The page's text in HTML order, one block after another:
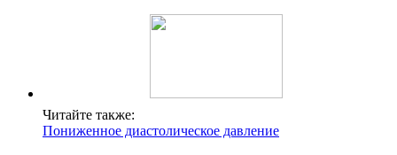
Читайте также:
Пониженное диастолическое давление